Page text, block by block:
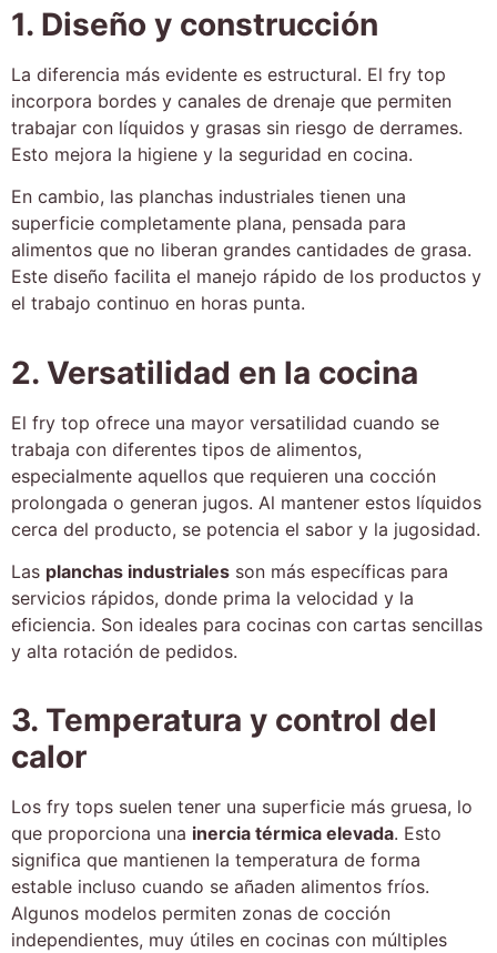
1. Diseño y construcción
La diferencia más evidente es estructural. El fry top
incorpora bordes y canales de drenaje que permiten
trabajar con líquidos y grasas sin riesgo de derrames.
Esto mejora la higiene y la seguridad en cocina.
En cambio, las planchas industriales tienen una
superficie completamente plana, pensada para
alimentos que no liberan grandes cantidades de grasa.
Este diseño facilita el manejo rápido de los productos y
el trabajo continuo en horas punta.
2. Versatilidad en la cocina
El fry top ofrece una mayor versatilidad cuando se
trabaja con diferentes tipos de alimentos,
especialmente aquellos que requieren una cocción
prolongada o generan jugos. Al mantener estos líquidos
cerca del producto, se potencia el sabor y la jugosidad.
Las planchas industriales son más específicas para
servicios rápidos, donde prima la velocidad y la
eficiencia. Son ideales para cocinas con cartas sencillas
y alta rotación de pedidos.
3. Temperatura y control del
calor
Los fry tops suelen tener una superficie más gruesa, lo
que proporciona una inercia térmica elevada. Esto
significa que mantienen la temperatura de forma
estable incluso cuando se añaden alimentos fríos.
Algunos modelos permiten zonas de cocción
independientes, muy útiles en cocinas con múltiples